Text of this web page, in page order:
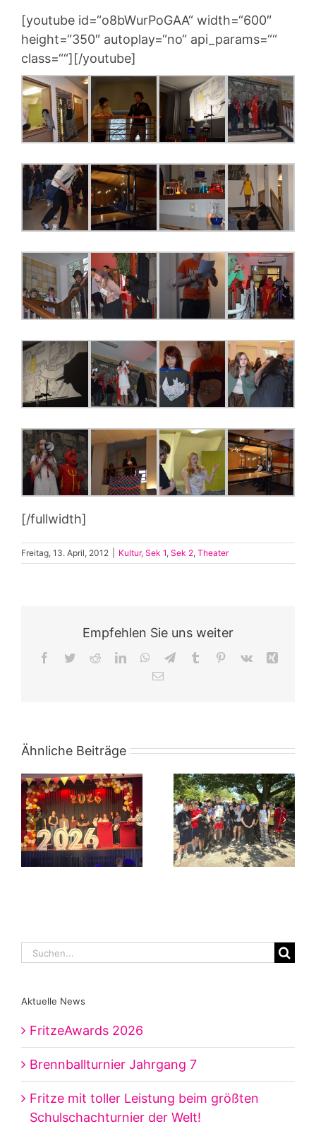
[youtube id=“o8bWurPoGAA“ width=“600″
height=“350″ autoplay=“no“ api_params=““
class=““][/youtube]
[/fullwidth]
Freitag, 13. April, 2012 Kultur, Sek 1, Sek 2, Theater
Empfehlen Sie uns weiter
Facebook
TwitterRedditLinkedInWhatsApp
TelegramTumblr Pinterest
Vk
E-
Ähnliche Beiträge
Suche
Aktuelle News
FritzeAwards 2026
Brennballturnier Jahrgang 7
Fritze mit toller Leistung beim größten
Schulschachturnier der Welt!